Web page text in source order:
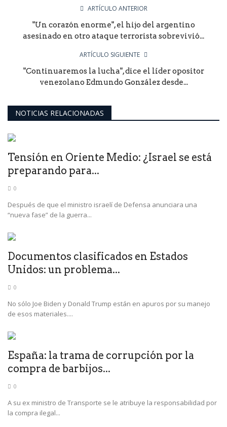
ARTÍCULO ANTERIOR
"Un corazón enorme", el hijo del argentino
asesinado en otro ataque terrorista sobrevivió...
ARTÍCULO SIGUIENTE
"Continuaremos la lucha", dice el líder opositor
venezolano Edmundo González desde...
NOTICIAS RELACIONADAS
Tensión en Oriente Medio: ¿Israel se está
preparando para...
0
Después de que el ministro israelí de Defensa anunciara una
“nueva fase” de la guerra...
Documentos clasificados en Estados
Unidos: un problema...
0
No sólo Joe Biden y Donald Trump están en apuros por su manejo
de esos materiales....
España: la trama de corrupción por la
compra de barbijos...
0
A su ex ministro de Transporte se le atribuye la responsabilidad por
la compra ilegal...